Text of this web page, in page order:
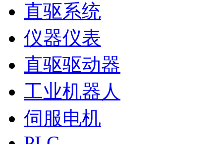
直驱系统
仪器仪表
直驱驱动器
工业机器人
伺服电机